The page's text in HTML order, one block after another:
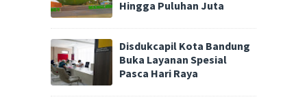
Hingga Puluhan Juta
Disdukcapil Kota Bandung
Buka Layanan Spesial
Pasca Hari Raya